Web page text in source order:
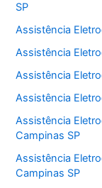
SP
Assistência
Assistência
Assistência
Assistência
Assistência
Campinas SP
Assistência
Campinas SP